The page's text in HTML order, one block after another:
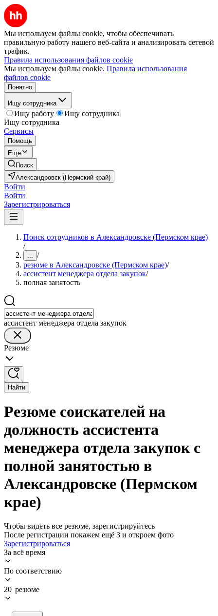
Мы используем файлы cookie, чтобы обеспечивать
правильную работу нашего веб-сайта и анализировать сетевой
трафик.
Правила использования файлов cookie
Мы используем файлы cookie. Правила использования
файлов cookie
Понятно
Ищу сотрудника
Ищу работу
Ищу сотрудника
Ищу сотрудника
Сервисы
Помощь
Ещё
Поиск
Александровск (Пермский край)
Войти
Войти
Зарегистрироваться
Поиск сотрудников в Александровске (Пермском крае)
/
... /
резюме в Александровске (Пермском крае)/
ассистент менеджера отдела закупок/
полная занятость
ассистент менеджера отдела закупок
Резюме
Найти
Резюме соискателей на
должность ассистента
менеджера отдела закупок с
полной занятостью в
Александровске (Пермском
крае)
Чтобы видеть все резюме, зарегистрируйтесь
После регистрации покажем ещё 3 и откроем фото
Зарегистрироваться
За всё время
По соответствию
20 резюме